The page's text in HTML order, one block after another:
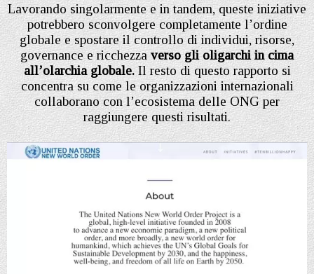
Lavorando singolarmente e in tandem, queste iniziative
potrebbero sconvolgere completamente l’ordine
globale e spostare il controllo di individui, risorse,
governance e ricchezzaverso gli oligarchi in cima
all’olarchia globale.Il resto di questo rapporto si
concentra su come le organizzazioni internazionali
collaborano con l’ecosistema delle ONG per
raggiungere questi risultati.